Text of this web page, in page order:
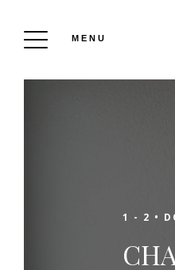
MENU
1 - 2 •